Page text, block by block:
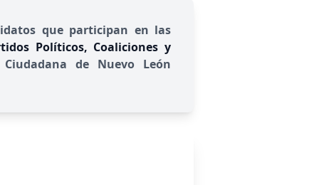
que participan en las
Políticos, Coaliciones y
de Nuevo León